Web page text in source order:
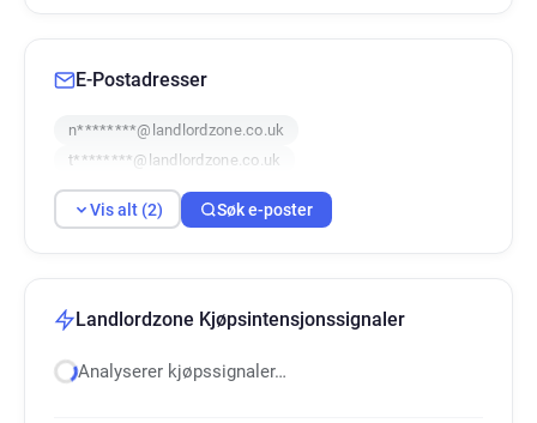
E-Postadresser
n********@landlordzone.co.uk
t********@landlordzone.co.uk
Vis alt (2) Søk e-poster
Landlordzone Kjøpsintensjonssignaler
Analyserer kjøpssignaler…